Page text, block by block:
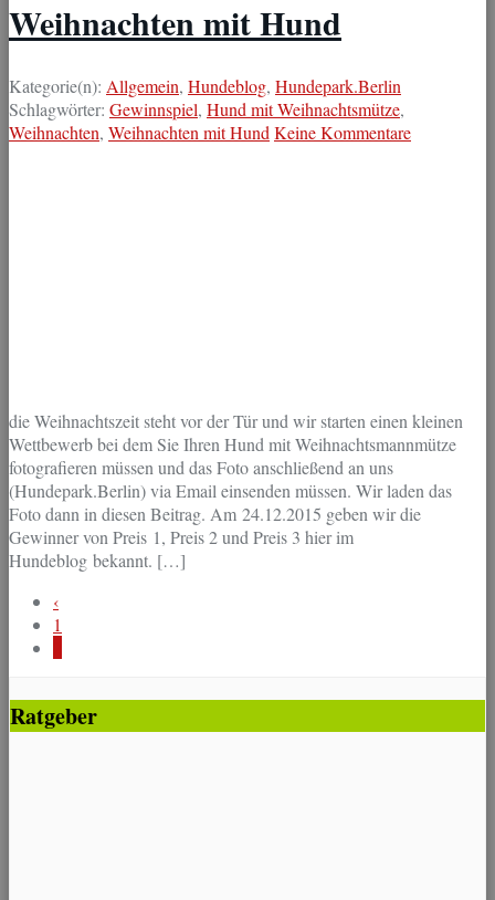
Weihnachten mit Hund
Kategorie(n): Allgemein, Hundeblog, Hundepark.Berlin
Schlagwörter: Gewinnspiel, Hund mit Weihnachtsmütze,
Weihnachten, Weihnachten mit Hund Keine Kommentare
die Weihnachtszeit steht vor der Tür und wir starten einen kleinen
Wettbewerb bei dem Sie Ihren Hund mit Weihnachtsmannmütze
fotografieren müssen und das Foto anschließend an uns
(Hundepark.Berlin) via Email einsenden müssen. Wir laden das
Foto dann in diesen Beitrag. Am 24.12.2015 geben wir die
Gewinner von Preis 1, Preis 2 und Preis 3 hier im
Hundeblog bekannt. […]
‹
1
Ratgeber